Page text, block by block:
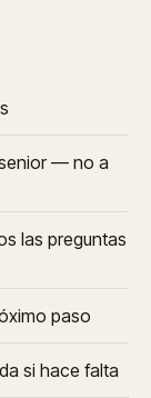
— no a
las preguntas
paso
si hace falta